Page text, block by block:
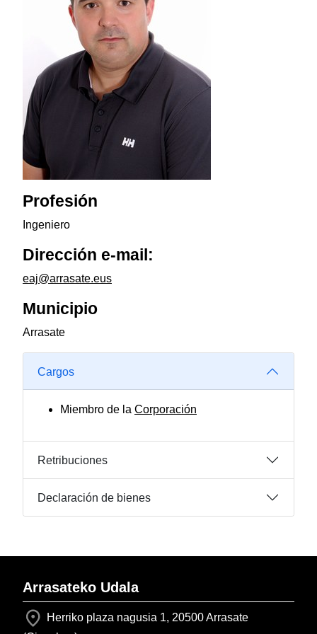
Profesión
Ingeniero
Dirección e-mail:
eaj@arrasate.eus
Municipio
Arrasate
Cargos
Miembro de la Corporación
Retribuciones
Declaración de bienes
Arrasateko Udala
Herriko plaza nagusia 1, 20500 Arrasate